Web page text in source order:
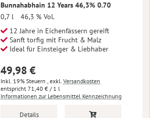
Bunnahabhain 12 Years 46,3% 0.70
0,7 l
46,3 % Vol.
12 Jahre in Eichenfässern gereift
Sanft torfig mit Frucht & Malz
Ideal für Einsteiger & Liebhaber
49,98 €
Inkl. 19% Steuern , exkl. Versandkosten
71,40 € / 1 l
Informationen zur Lebensmittel Kennzeichnung
Details